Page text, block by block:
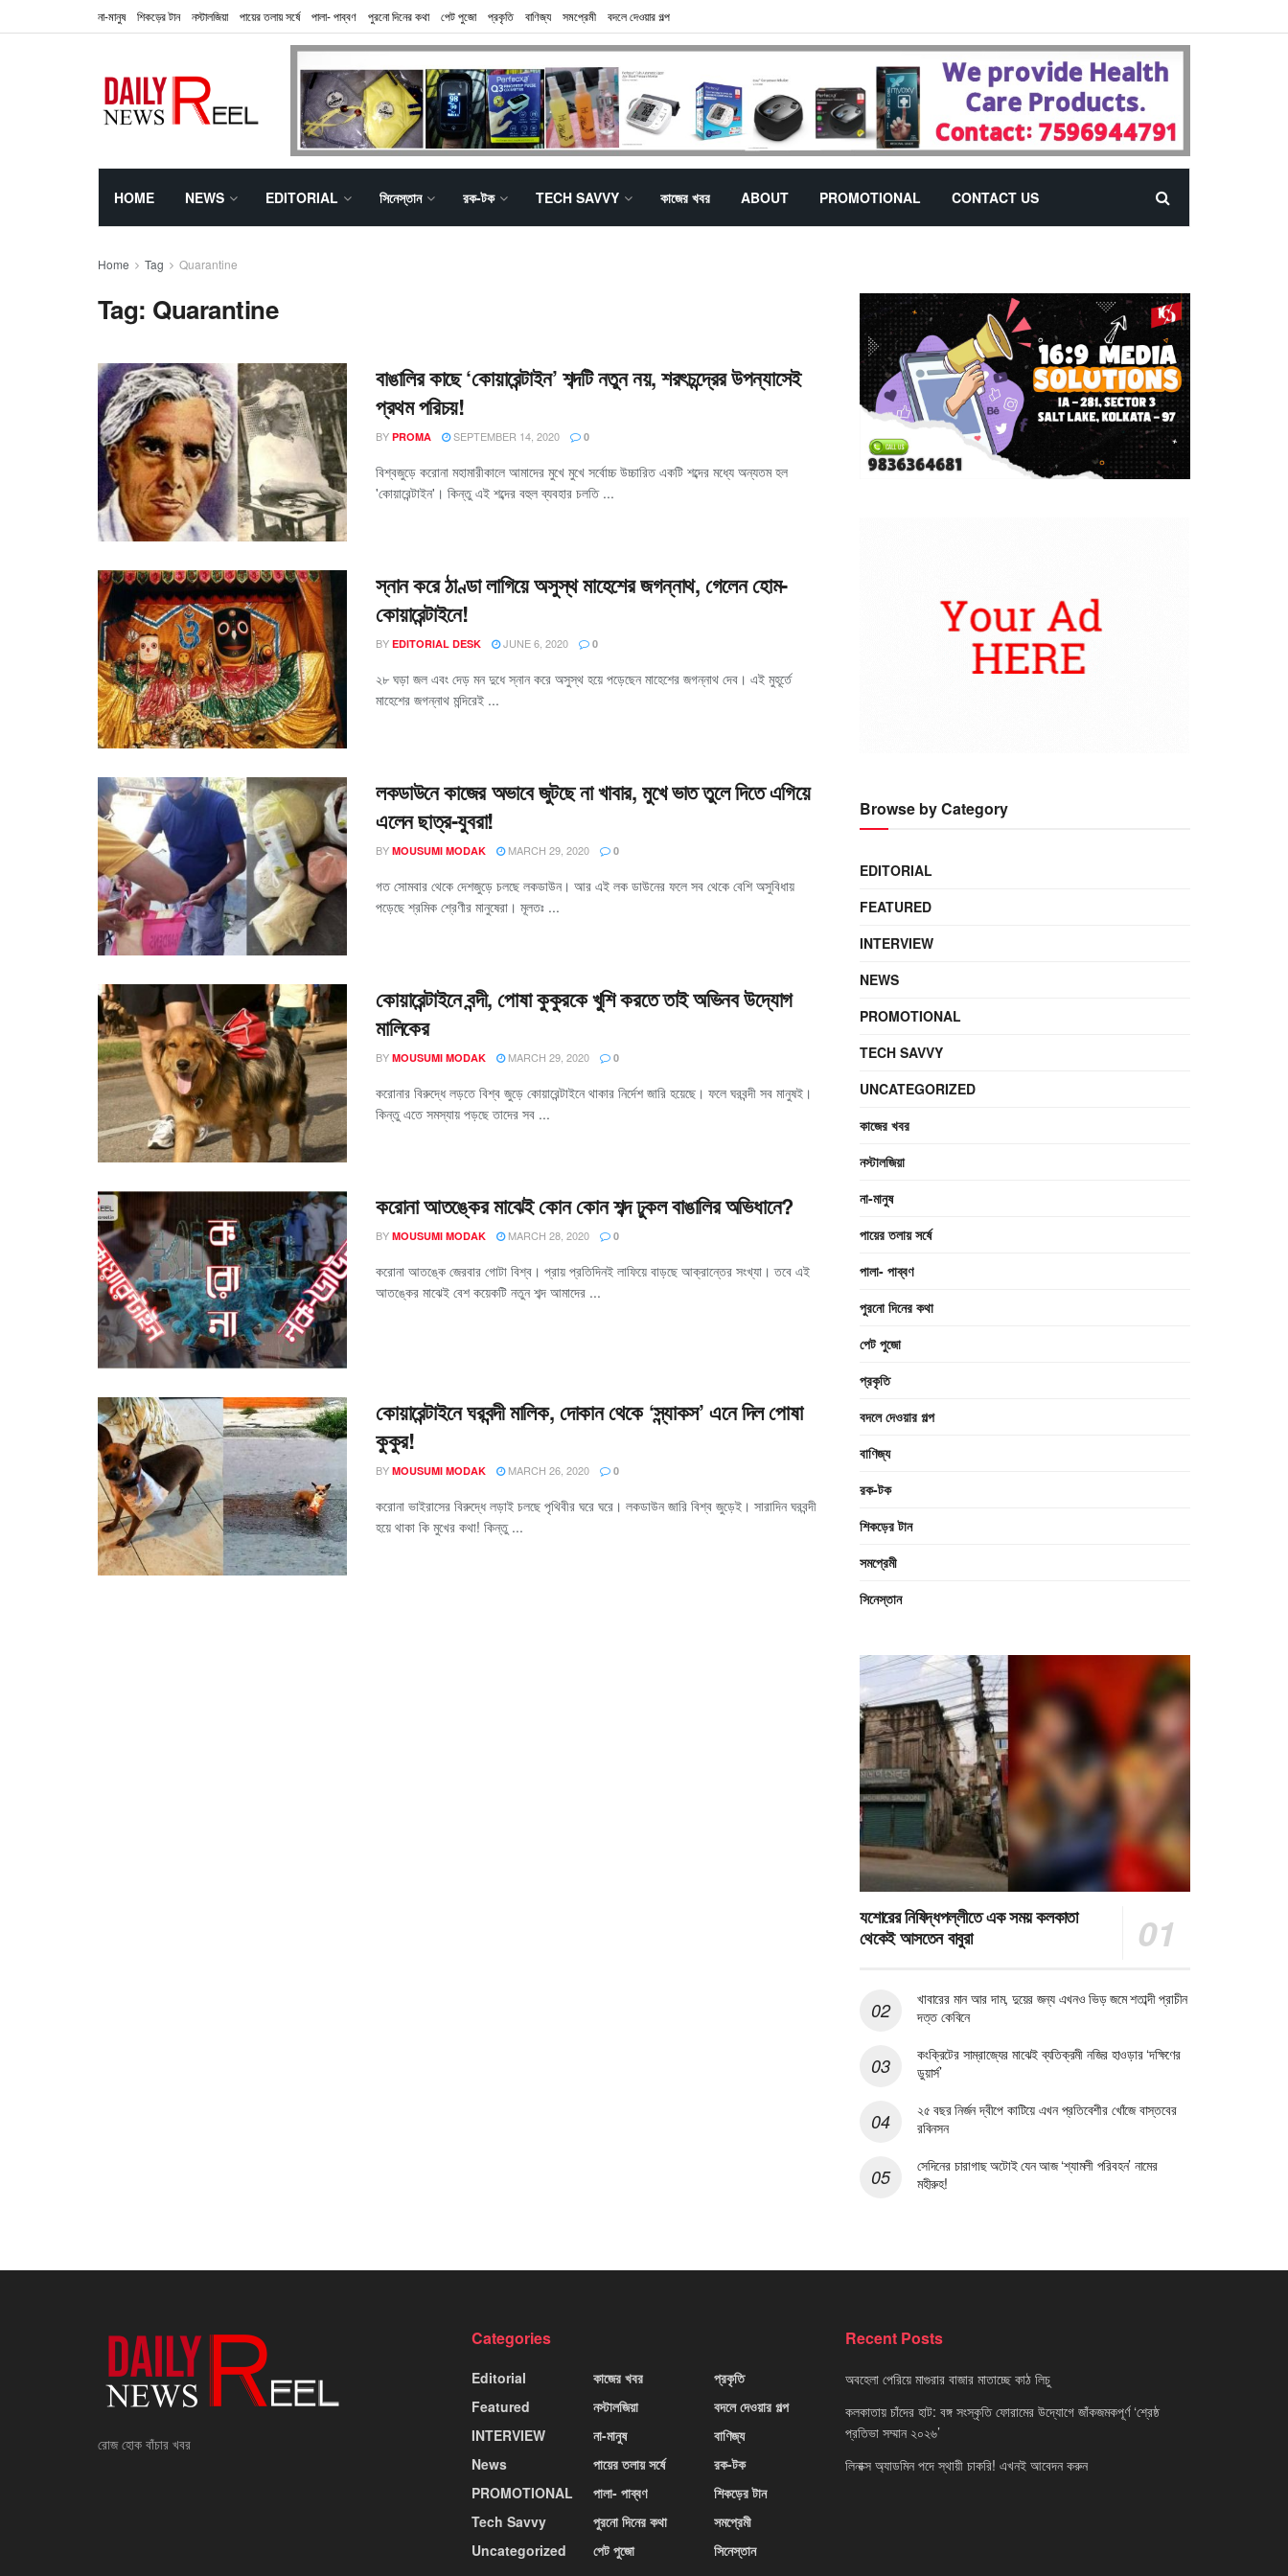
না-মানুষ শিকড়ের টান নস্টালজিয়া পায়ের তলায় সর্ষে পালা- পাব্বণ পুরনো দিনের কথা পেট পুজো প্রকৃতি বাণিজ্য সমপ্রেমী বদলে দেওয়ার গল্প
HOME NEWS EDITORIAL সিনেস্তান রক-টক TECH SAVVY কাজের খবর ABOUT PROMOTIONAL CONTACT US
Home Tag Quarantine
Tag: Quarantine
বাঙালির কাছে ‘কোয়ারেন্টাইন’ শব্দটি নতুন নয়, শরৎচন্দ্রের উপন্যাসেই
প্রথম পরিচয়!
BY PROMA SEPTEMBER 14, 2020 0
বিশ্বজুড়ে করোনা মহামারীকালে আমাদের মুখে মুখে সর্বোচ্চ উচ্চারিত একটি শব্দের মধ্যে অন্যতম হল
'কোয়ারেন্টাইন'। কিন্তু এই শব্দের বহুল ব্যবহার চলতি ...
স্নান করে ঠাণ্ডা লাগিয়ে অসুস্থ মাহেশের জগন্নাথ, গেলেন হোম-
কোয়ারেন্টাইনে!
BY EDITORIAL DESK JUNE 6, 2020 0
২৮ ঘড়া জল এবং দেড় মন দুধে স্নান করে অসুস্থ হয়ে পড়েছেন মাহেশের জগন্নাথ দেব। এই মুহূর্তে
মাহেশের জগন্নাথ মন্দিরেই ...
লকডাউনে কাজের অভাবে জুটছে না খাবার, মুখে ভাত তুলে দিতে এগিয়ে
এলেন ছাত্র-যুবরা!
BY MOUSUMI MODAK MARCH 29, 2020 0
গত সোমবার থেকে দেশজুড়ে চলছে লকডাউন। আর এই লক ডাউনের ফলে সব থেকে বেশি অসুবিধায়
পড়েছে শ্রমিক শ্রেণীর মানুষেরা। মূলতঃ ...
কোয়ারেন্টাইনে বন্দী, পোষা কুকুরকে খুশি করতে তাই অভিনব উদ্যোগ
মালিকের
BY MOUSUMI MODAK MARCH 29, 2020 0
করোনার বিরুদ্ধে লড়তে বিশ্ব জুড়ে কোয়ারেন্টাইনে থাকার নির্দেশ জারি হয়েছে। ফলে ঘরবন্দী সব মানুষই।
কিন্তু এতে সমস্যায় পড়ছে তাদের সব ...
করোনা আতঙ্কের মাঝেই কোন কোন শব্দ ঢুকল বাঙালির অভিধানে?
BY MOUSUMI MODAK MARCH 28, 2020 0
করোনা আতঙ্কে জেরবার গোটা বিশ্ব। প্রায় প্রতিদিনই লাফিয়ে বাড়ছে আক্রান্তের সংখ্যা। তবে এই
আতঙ্কের মাঝেই বেশ কয়েকটি নতুন শব্দ আমাদের ...
কোয়ারেন্টাইনে ঘরবন্দী মালিক, দোকান থেকে ‘স্ন্যাকস’ এনে দিল পোষা
কুকুর!
BY MOUSUMI MODAK MARCH 26, 2020 0
করোনা ভাইরাসের বিরুদ্ধে লড়াই চলছে পৃথিবীর ঘরে ঘরে। লকডাউন জারি বিশ্ব জুড়েই। সারাদিন ঘরবন্দী
হয়ে থাকা কি মুখের কথা! কিন্তু ...
Browse by Category
EDITORIAL
FEATURED
INTERVIEW
NEWS
PROMOTIONAL
TECH SAVVY
UNCATEGORIZED
কাজের খবর
নস্টালজিয়া
না-মানুষ
পায়ের তলায় সর্ষে
পালা- পাব্বণ
পুরনো দিনের কথা
পেট পুজো
প্রকৃতি
বদলে দেওয়ার গল্প
বাণিজ্য
রক-টক
শিকড়ের টান
সমপ্রেমী
সিনেস্তান
যশোরের নিষিদ্ধপল্লীতে এক সময় কলকাতা
থেকেই আসতেন বাবুরা
খাবারের মান আর দাম, দুয়ের জন্য এখনও ভিড় জমে শতাব্দী প্রাচীন
দত্ত কেবিনে
কংক্রিটের সাম্রাজ্যের মাঝেই ব্যতিক্রমী নজির হাওড়ার ‘দক্ষিণের
ডুয়ার্স’
২৫ বছর নির্জন দ্বীপে কাটিয়ে এখন প্রতিবেশীর খোঁজে বাস্তবের
রবিনসন
সেদিনের চারাগাছ অটোই যেন আজ ‘শ্যামলী পরিবহন’ নামের
মহীরুহ!
রোজ হোক বাঁচার খবর
Categories
Editorial
Featured
INTERVIEW
News
PROMOTIONAL
Tech Savvy
Uncategorized
কাজের খবর
নস্টালজিয়া
না-মানুষ
পায়ের তলায় সর্ষে
পালা- পাব্বণ
পুরনো দিনের কথা
পেট পুজো
প্রকৃতি
বদলে দেওয়ার গল্প
বাণিজ্য
রক-টক
শিকড়ের টান
সমপ্রেমী
সিনেস্তান
Recent Posts
অবহেলা পেরিয়ে মাগুরার বাজার মাতাচ্ছে কাঠ লিচু
কলকাতায় চাঁদের হাট: বঙ্গ সংস্কৃতি ফোরামের উদ্যোগে জাঁকজমকপূর্ণ ‘শ্রেষ্ঠ
প্রতিভা সম্মান ২০২৬’
লিনাক্স অ্যাডমিন পদে স্থায়ী চাকরি! এখনই আবেদন করুন